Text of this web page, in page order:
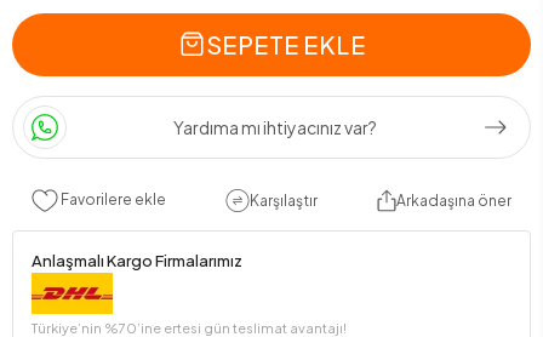
SEPETE EKLE
Yardıma mı ihtiyacınız var?
Favorilere ekle Karşılaştır Arkadaşına öner
Anlaşmalı Kargo Firmalarımız
Türkiye’nin %70’ine ertesi gün teslimat avantajı!